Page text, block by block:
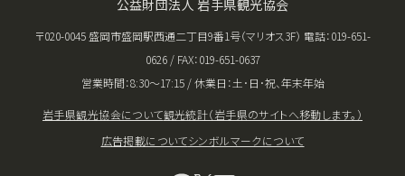
公益財団法人 岩手県観光協会
〒020-0045 盛岡市盛岡駅西通二丁目9番1号（マリオス3F） 電話：019-651-
0626 / FAX：019-651-0637
営業時間：8:30〜17:15 / 休業日：土･日･祝、年末年始
岩手県観光協会について観光統計（岩手県のサイトへ移動します。）
広告掲載についてシンボルマークについて